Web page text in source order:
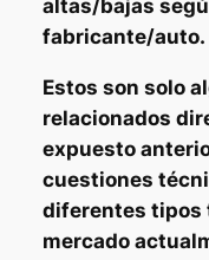
altas/bajas
fabricante/auto.
Estos son solo
relacionados
expuesto
cuestiones
diferentes tipos
mercado